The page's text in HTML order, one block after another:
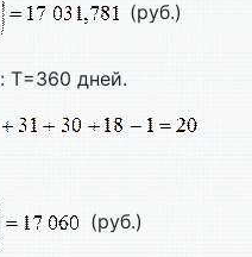
(руб.)
: T=360 дней.
(руб.)